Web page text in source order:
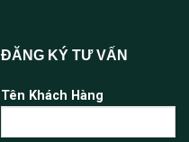
ĐĂNG KÝ TƯ VẤN
Tên Khách Hàng